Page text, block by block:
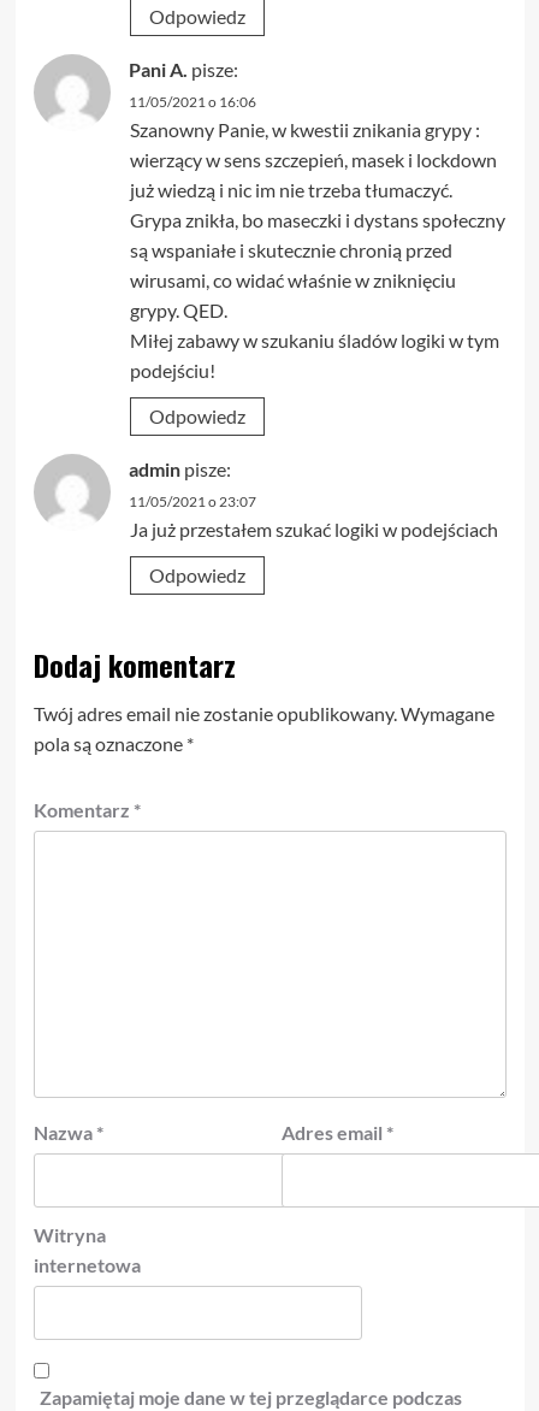
Odpowiedz
Pani A. pisze:
11/05/2021 o 16:06
Szanowny Panie, w kwestii znikania grypy :
wierzący w sens szczepień, masek i lockdown
już wiedzą i nic im nie trzeba tłumaczyć.
Grypa znikła, bo maseczki i dystans społeczny
są wspaniałe i skutecznie chronią przed
wirusami, co widać właśnie w zniknięciu
grypy. QED.
Miłej zabawy w szukaniu śladów logiki w tym
podejściu!
Odpowiedz
admin pisze:
11/05/2021 o 23:07
Ja już przestałem szukać logiki w podejściach
Odpowiedz
Dodaj komentarz
Twój adres email nie zostanie opublikowany.Wymagane
pola są oznaczone *
Komentarz *
Nazwa * Adres email *
Witryna
internetowa
Zapamiętaj moje dane w tej przeglądarce podczas